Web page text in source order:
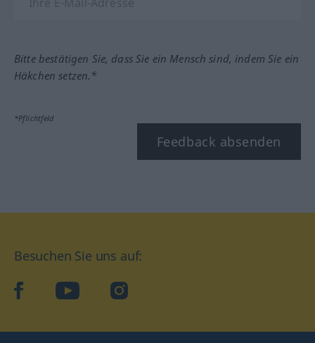
Bitte bestätigen Sie, dass Sie ein Mensch sind, indem Sie ein
Häkchen setzen.*
*Pflichtfeld
Feedback absenden
Besuchen Sie uns auf:
facebookYouTube Instagram